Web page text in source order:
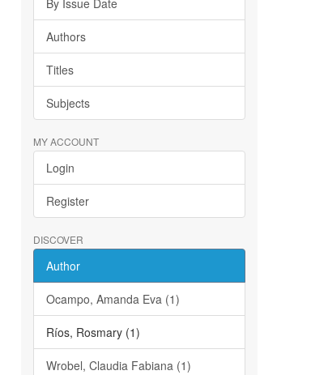
By Issue Date
Authors
Titles
Subjects
MY ACCOUNT
Login
Register
DISCOVER
Author
Ocampo, Amanda Eva (1)
Ríos, Rosmary (1)
Wrobel, Claudia Fabiana (1)